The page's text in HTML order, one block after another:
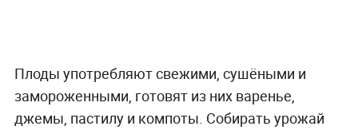
Плоды употребляют свежими, сушёными и
замороженными, готовят из них варенье,
джемы, пастилу и компоты. Собирать урожай